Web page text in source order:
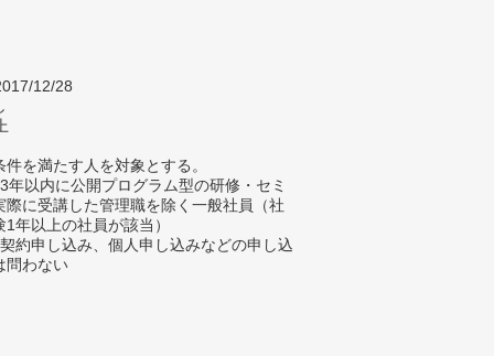
12/28
を満たす人を対象とする。
年以内に公開プログラム型の研修・セミ
際に受講した管理職を除く一般社員（社
1年以上の社員が該当）
約申し込み、個人申し込みなどの申し込
問わない